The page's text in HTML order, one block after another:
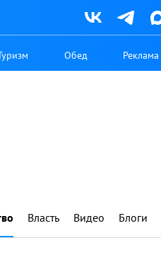
Обед Реклама
Власть Видео Блоги